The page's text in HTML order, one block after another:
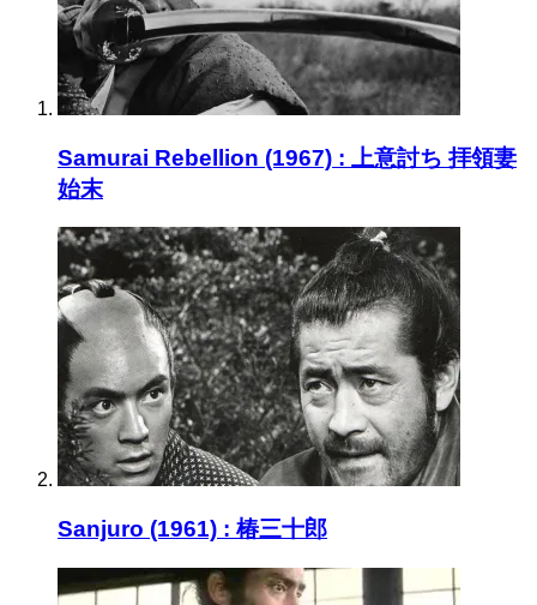
Samurai Rebellion (1967) : 上意討ち 拝領妻
始末
Sanjuro (1961) : 椿三十郎